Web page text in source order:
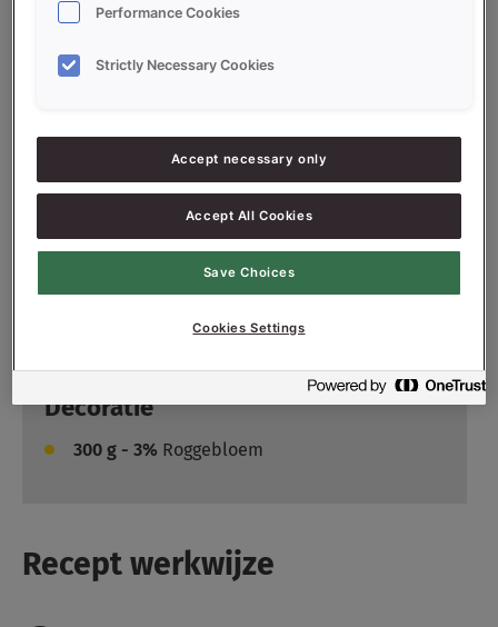
Ingrediëntenlijst
g - 50% Bloem
5000 g - 50% VITASON DONKER
MEERGRANEN 50%
Decoratie
300 g - 3% Roggebloem
Recept werkwijze
Performance Cookies
Strictly Necessary Cookies
Accept necessary only
Accept All Cookies
Save Choices
Cookies Settings